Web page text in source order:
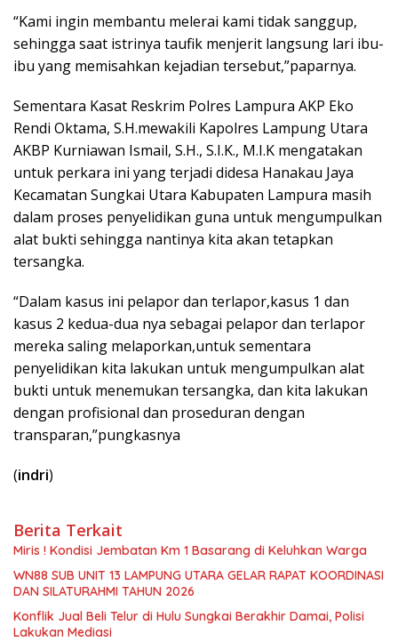
“Kami ingin membantu melerai kami tidak sanggup,
sehingga saat istrinya taufik menjerit langsung lari ibu-
ibu yang memisahkan kejadian tersebut,”paparnya.
Sementara Kasat Reskrim Polres Lampura AKP Eko
Rendi Oktama, S.H.mewakili Kapolres Lampung Utara
AKBP Kurniawan Ismail, S.H., S.I.K., M.I.K mengatakan
untuk perkara ini yang terjadi didesa Hanakau Jaya
Kecamatan Sungkai Utara Kabupaten Lampura masih
dalam proses penyelidikan guna untuk mengumpulkan
alat bukti sehingga nantinya kita akan tetapkan
tersangka.
“Dalam kasus ini pelapor dan terlapor,kasus 1 dan
kasus 2 kedua-dua nya sebagai pelapor dan terlapor
mereka saling melaporkan,untuk sementara
penyelidikan kita lakukan untuk mengumpulkan alat
bukti untuk menemukan tersangka, dan kita lakukan
dengan profisional dan proseduran dengan
transparan,”pungkasnya
(indri)
Berita Terkait
Miris ! Kondisi Jembatan Km 1 Basarang di Keluhkan Warga
WN88 SUB UNIT 13 LAMPUNG UTARA GELAR RAPAT KOORDINASI
DAN SILATURAHMI TAHUN 2026
Konflik Jual Beli Telur di Hulu Sungkai Berakhir Damai, Polisi
Lakukan Mediasi